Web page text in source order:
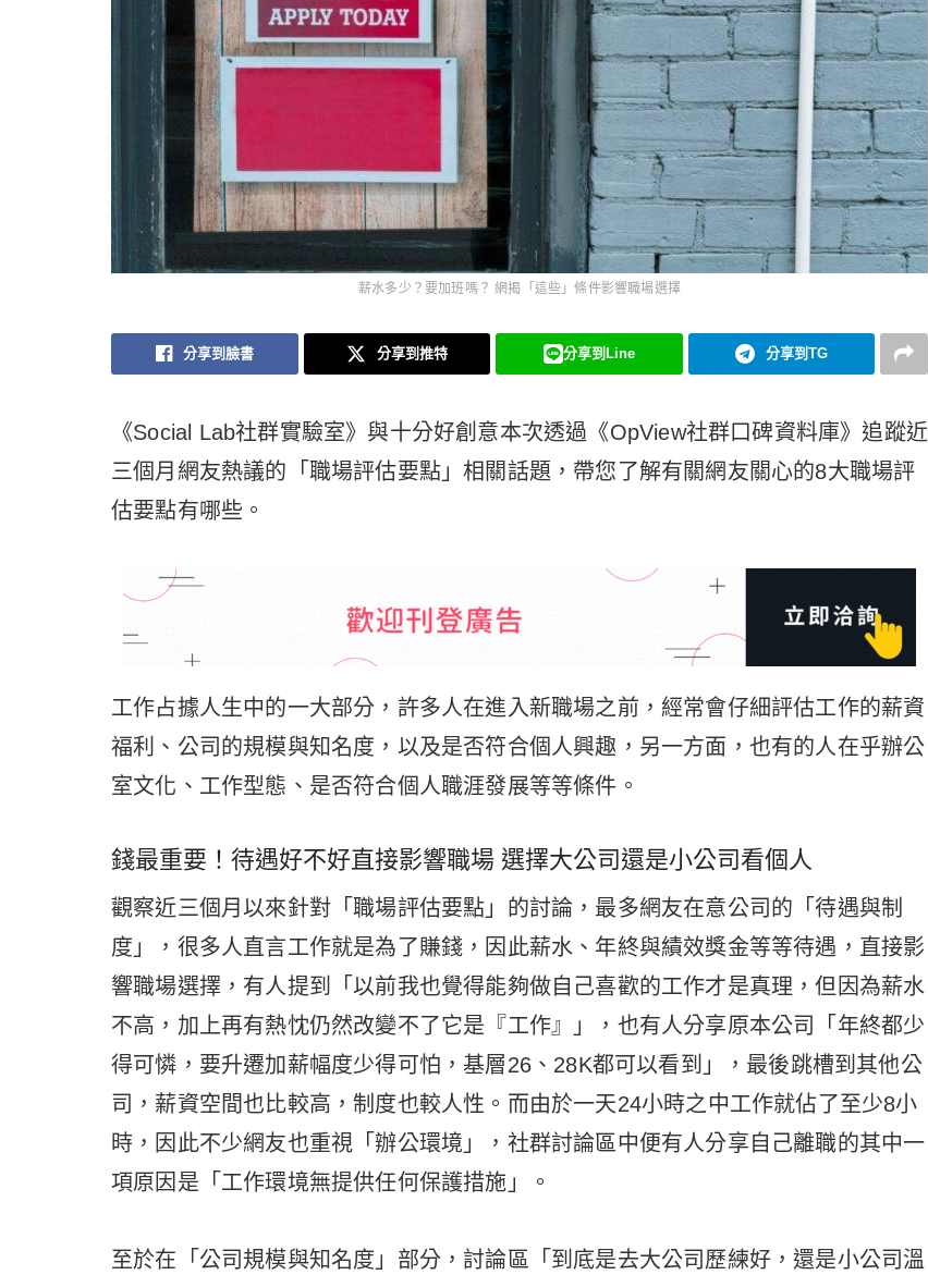
薪水多少？要加班嗎？ 網揭「這些」條件影響職場選擇
分享到臉書 分享到推特 分享到Line 分享到TG
《Social Lab社群實驗室》與十分好創意本次透過《OpView社群口碑資料庫》追蹤近
三個月網友熱議的「職場評估要點」相關話題，帶您了解有關網友關心的8大職場評
估要點有哪些。
工作占據人生中的一大部分，許多人在進入新職場之前，經常會仔細評估工作的薪資
福利、公司的規模與知名度，以及是否符合個人興趣，另一方面，也有的人在乎辦公
室文化、工作型態、是否符合個人職涯發展等等條件。
錢最重要！待遇好不好直接影響職場 選擇大公司還是小公司看個人
觀察近三個月以來針對「職場評估要點」的討論，最多網友在意公司的「待遇與制
度」，很多人直言工作就是為了賺錢，因此薪水、年終與績效獎金等等待遇，直接影
響職場選擇，有人提到「以前我也覺得能夠做自己喜歡的工作才是真理，但因為薪水
不高，加上再有熱忱仍然改變不了它是『工作』」，也有人分享原本公司「年終都少
得可憐，要升遷加薪幅度少得可怕，基層26、28K都可以看到」，最後跳槽到其他公
司，薪資空間也比較高，制度也較人性。而由於一天24小時之中工作就佔了至少8小
時，因此不少網友也重視「辦公環境」，社群討論區中便有人分享自己離職的其中一
項原因是「工作環境無提供任何保護措施」。
至於在「公司規模與知名度」部分，討論區「到底是去大公司歷練好，還是小公司溫